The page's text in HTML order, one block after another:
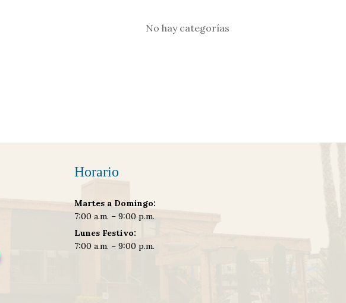
No hay categorías
Horario
Martes a Domingo:
7:00 a.m. – 9:00 p.m.
Lunes Festivo:
7:00 a.m. – 9:00 p.m.